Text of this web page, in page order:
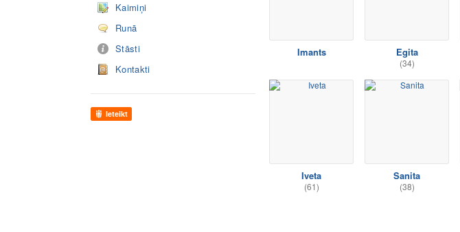
Kaimiņi
Runā
Stāsti
Kontakti
Ieteikt
Imants Egita
(34)
Iveta
(61)
Sanita
(38)